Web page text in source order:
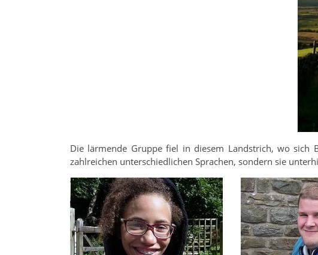
Die lärmende Gruppe fiel in diesem Landstrich, wo sich
zahlreichen unterschiedlichen Sprachen, sondern sie